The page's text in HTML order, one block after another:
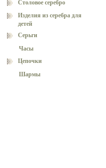
Столовое серебро
Изделия из серебра для
детей
Серьги
Часы
Цепочки
Шармы